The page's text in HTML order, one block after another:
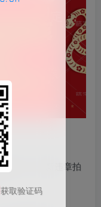
项目，最新违章拍
获取验证码